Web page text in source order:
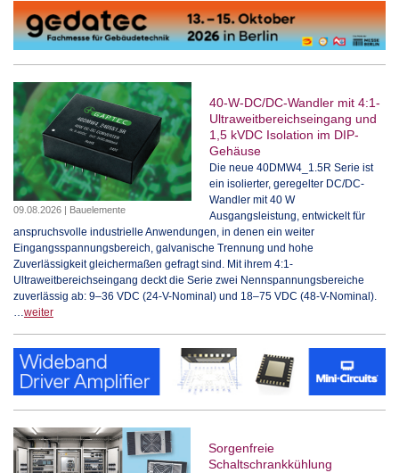
09.08.2026 | Bauelemente
40-W-DC/DC-Wandler mit 4:1-
Ultraweitbereichseingang und
1,5 kVDC Isolation im DIP-
Gehäuse
Die neue 40DMW4_1.5R Serie ist
ein isolierter, geregelter DC/DC-
Wandler mit 40 W
Ausgangsleistung, entwickelt für
anspruchsvolle industrielle Anwendungen, in denen ein weiter
Eingangsspannungsbereich, galvanische Trennung und hohe
Zuverlässigkeit gleichermaßen gefragt sind. Mit ihrem 4:1-
Ultraweitbereichseingang deckt die Serie zwei Nennspannungsbereiche
zuverlässig ab: 9–36 VDC (24-V-Nominal) und 18–75 VDC (48-V-Nominal).
weiter
Sorgenfreie
Schaltschrankkühlung